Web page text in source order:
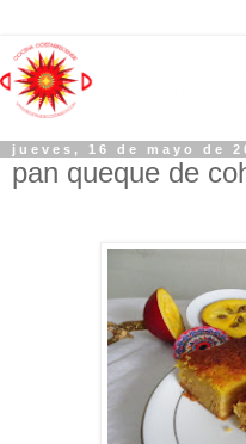
jueves, 16 de mayo de
pan queque de